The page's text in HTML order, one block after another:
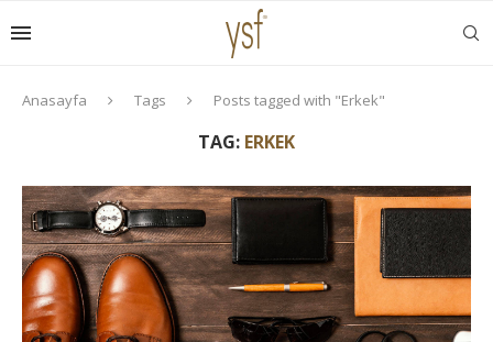
Anasayfa Tags Posts tagged with "Erkek"
TAG: ERKEK